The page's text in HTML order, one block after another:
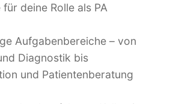
deine Rolle als PA
Aufgabenbereiche – von
Diagnostik bis
und Patientenberatung